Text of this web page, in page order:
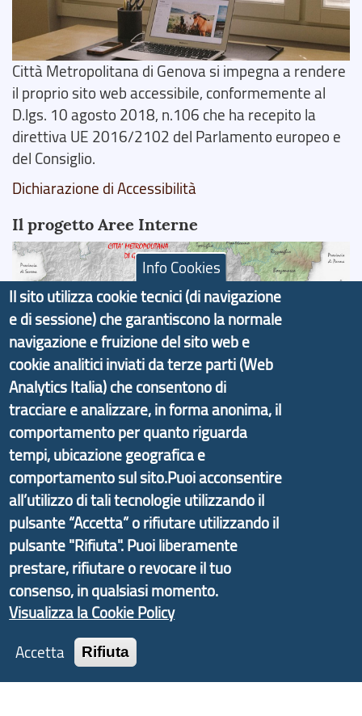
Città Metropolitana di Genova si impegna a rendere
il proprio sito web accessibile, conformemente al
D.lgs. 10 agosto 2018, n.106 che ha recepito la
direttiva UE 2016/2102 del Parlamento europeo e
del Consiglio.
Dichiarazione di Accessibilità
Il progetto Aree Interne
Il portale di marketing territoriale e sviluppo locale
di Genova Città Metropolitana si è sviluppato a
partire dal progetto nazionale Aree Interne
promosso dal Dipartimento per lo Sviluppo
Economico e finalizzato al rilancio socio-economico
delle valli dell’entroterra. In particolare fornisce
informazioni ed aggiornamenti sulla
d'Area Antola-Tigullio, in collaborazione con Regione
Liguria ed ANCI Liguria.
Copyright © 2017 Città metropolitana di Genova |
CF: 80007350103
Tecnologie e Accessibilità
Info Cookies
Il sito utilizza cookie tecnici (di navigazione
e di sessione) che garantiscono la normale
navigazione e fruizione del sito web e
cookie analitici inviati da terze parti (Web
Analytics Italia) che consentono di
tracciare e analizzare, in forma anonima, il
comportamento per quanto riguarda
tempi, ubicazione geografica e
comportamento sul sito.Puoi acconsentire
all’utilizzo di tali tecnologie utilizzando il
pulsante “Accetta” o rifiutare utilizzando il
pulsante "Rifiuta". Puoi liberamente
prestare, rifiutare o revocare il tuo
consenso, in qualsiasi momento.
Visualizza la Cookie Policy
Accetta
Rifiuta